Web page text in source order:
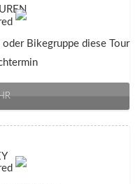
oder Bikegruppe diese Tour